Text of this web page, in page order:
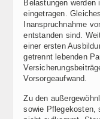
Belastungen werden
eingetragen.
Inanspruchnahme
entstanden sind.
einer ersten
getrennt lebenden
Vorsorgeaufwand.
Zu den
sowie Pflegekosten,